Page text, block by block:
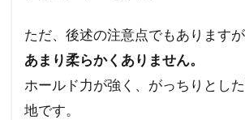
ただ、後述の注意点でもありますが
あまり柔らかくありません。
ホールド力が強く、がっちりとし
地です。